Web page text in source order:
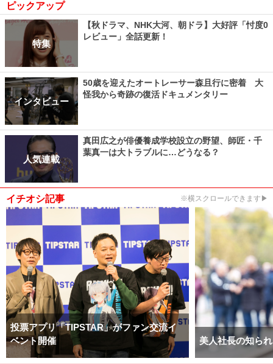
ピックアップ
特集
【秋ドラマ、NHK大河、朝ドラ】大好評「忖度0
レビュー」全話更新！
インタビュー
50歳を迎えたオートレーサー森且行に密着 大
怪我から奇跡の復活ドキュメンタリー
人気連載
真田広之が俳優養成学校設立の野望、師匠・千
葉真一は大トラブルに…どうなる？
イチオシ記事 ※横スクロールできます▶
投票アプリ「TIPSTAR」がファン交流イ
ベント開催
美人社長の知ら